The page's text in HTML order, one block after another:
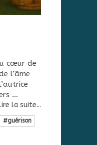
cœur de
l’âme
...
la suite...
#guérison